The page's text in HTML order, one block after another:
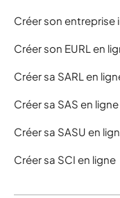
Créer son entreprise
Créer son EURL en
Créer sa SARL en
Créer sa SAS en ligne
Créer sa SASU en
Créer sa SCI en ligne